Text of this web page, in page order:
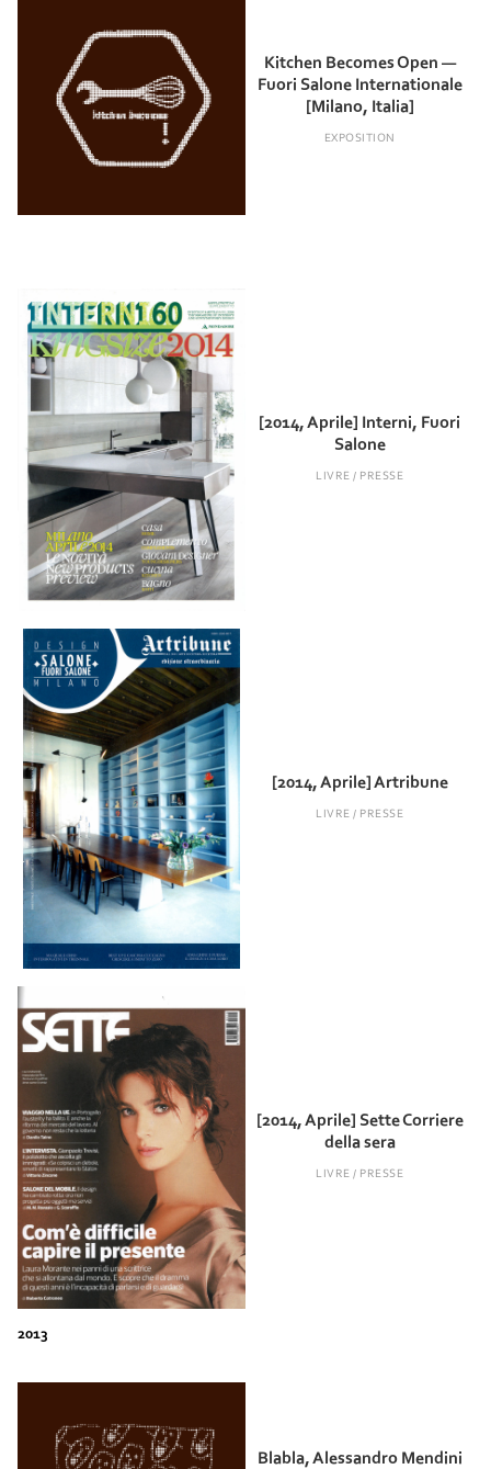
Kitchen Becomes Open —
Fuori Salone Internationale
[Milano, Italia]
EXPOSITION
[2014, Aprile] Interni, Fuori
Salone
LIVRE / PRESSE
[2014, Aprile] Artribune
LIVRE / PRESSE
[2014, Aprile] Sette Corriere
della sera
LIVRE / PRESSE
Blabla, Alessandro Mendini